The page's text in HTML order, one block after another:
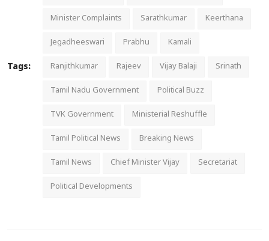
Tags:
Minister Complaints Sarathkumar Keerthana
Jegadheeswari Prabhu Kamali
Ranjithkumar Rajeev Vijay Balaji Srinath
Tamil Nadu Government Political Buzz
TVK Government Ministerial Reshuffle
Tamil Political News Breaking News
Tamil News Chief Minister Vijay Secretariat
Political Developments